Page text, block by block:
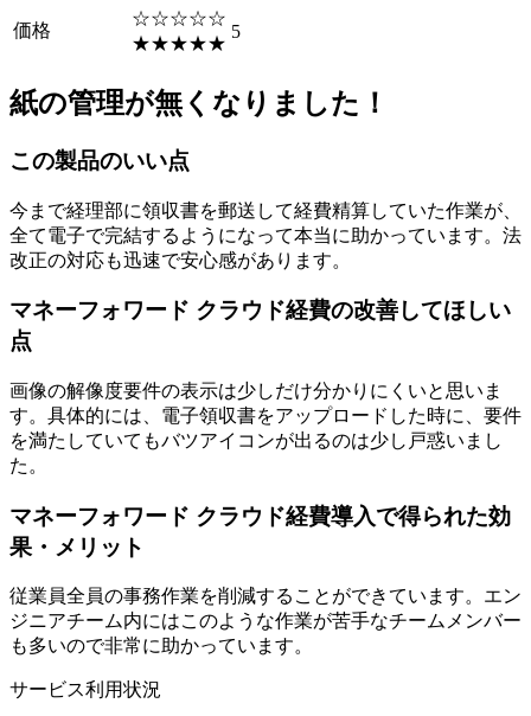
価格
☆☆☆☆☆
★★★★★
5
紙の管理が無くなりました！
この製品のいい点
今まで経理部に領収書を郵送して経費精算していた作業が、
全て電子で完結するようになって本当に助かっています。法
改正の対応も迅速で安心感があります。
マネーフォワード クラウド経費の改善してほしい
点
画像の解像度要件の表示は少しだけ分かりにくいと思いま
す。具体的には、電子領収書をアップロードした時に、要件
を満たしていてもバツアイコンが出るのは少し戸惑いまし
た。
マネーフォワード クラウド経費導入で得られた効
果・メリット
従業員全員の事務作業を削減することができています。エン
ジニアチーム内にはこのような作業が苦手なチームメンバー
も多いので非常に助かっています。
サービス利用状況